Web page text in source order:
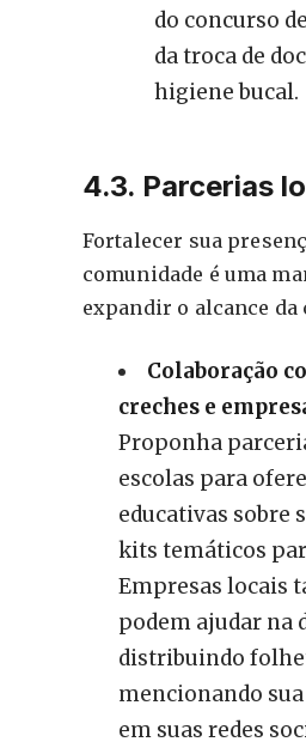
do concurso
da troca de
higiene bucal.
4.3. Parcerias
Fortalecer sua
comunidade é uma
expandir o alcance da
Colaboração
creches e
Proponha
escolas para
educativas sobre
kits temáticos
Empresas locais
podem ajudar na
distribuindo
mencionando
em suas redes